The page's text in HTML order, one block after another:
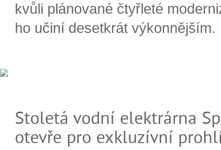
kvůli plánované čtyřleté
ho učiní desetkrát výkonnějším.
Stoletá vodní elektrárna
otevře pro exkluzívní